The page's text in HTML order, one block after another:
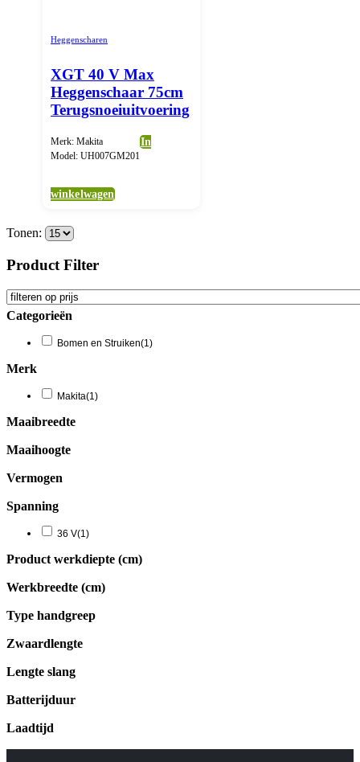
Heggenscharen
XGT 40 V Max
Heggenschaar 75cm
Terugsnoeiuitvoering
Merk: Makita
Model: UH007GM201
In
winkelwagen
Tonen:
Product Filter
Categorieën
Bomen en Struiken(1)
Merk
Makita(1)
Maaibreedte
Maaihoogte
Vermogen
Spanning
36 V(1)
Product werkdiepte (cm)
Werkbreedte (cm)
Type handgreep
Zwaardlengte
Lengte slang
Batterijduur
Laadtijd